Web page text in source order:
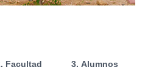
Facultad 3. Alumnos